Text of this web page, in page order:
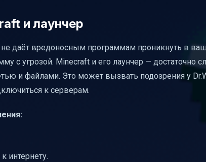
и лаунчер
даёт вредоносным программам проникнуть в
с угрозой. Minecraft и его лаунчер — достаточно
и файлами. Это может вызвать подозрения у
к серверам.
интернету.